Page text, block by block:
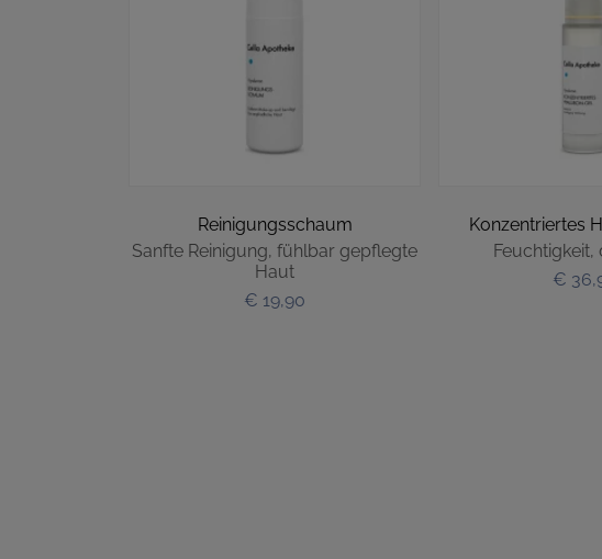
Reinigungsschaum
Sanfte Reinigung, fühlbar gepflegte
Haut
€ 19,90
Konzentriertes
Feuchtigkeit,
€